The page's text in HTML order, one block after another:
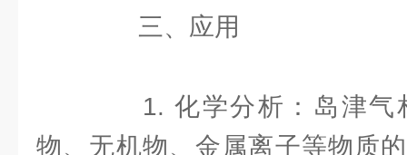
三、应用
1. 化学分析：岛津气
物、无机物、金属离子等物质